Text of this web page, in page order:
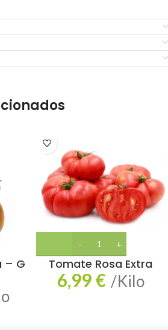
– G
Tomate Rosa Extra
6,99€ /Kilo